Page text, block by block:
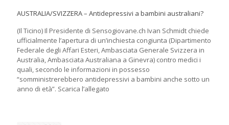
AUSTRALIA/SVIZZERA – Antidepressivi a bambini australiani?
(Il Ticino) Il Presidente di Sensogiovane.ch Ivan Schmidt chiede
ufficialmente l’apertura di un’inchiesta congiunta (Dipartimento
Federale degli Affari Esteri, Ambasciata Generale Svizzera in
Australia, Ambasciata Australiana a Ginevra) contro medici i
quali, secondo le informazioni in possesso
“somministrerebbero antidepressivi a bambini anche sotto un
anno di età”. Scarica l’allegato